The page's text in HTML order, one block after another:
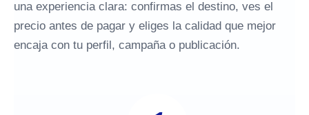
una experiencia clara: confirmas el destino, ves el
precio antes de pagar y eliges la calidad que mejor
encaja con tu perfil, campaña o publicación.